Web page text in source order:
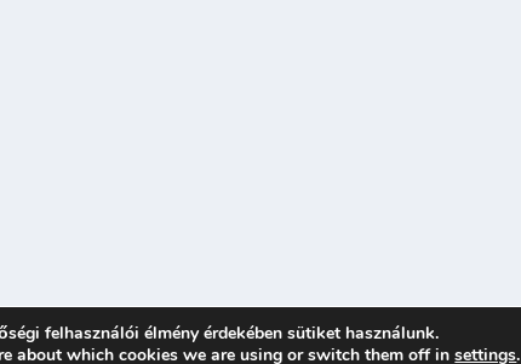
felhasználói élmény érdekében sütiket használunk.
about which cookies we are using or switch them off insettings.